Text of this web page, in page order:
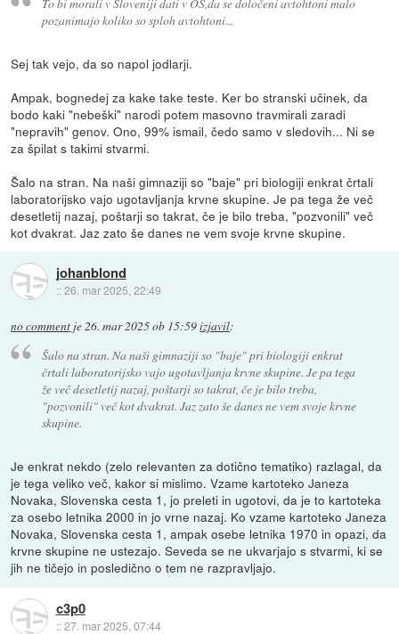
pozanimajo koliko so sploh avtohtoni...
Sej tak vejo, da so napol jodlarji.
Ampak, bognedej za kake take teste. Ker bo stranski učinek, da
bodo kaki "nebeški" narodi potem masovno travmirali zaradi
"nepravih" genov. Ono, 99% ismail, čedo samo v sledovih... Ni se
za špilat s takimi stvarmi.
Šalo na stran. Na naši gimnaziji so "baje" pri biologiji enkrat črtali
laboratorijsko vajo ugotavljanja krvne skupine. Je pa tega že več
desetletij nazaj, poštarji so takrat, če je bilo treba, "pozvonili" več
kot dvakrat. Jaz zato še danes ne vem svoje krvne skupine.
johanblond
::26. mar 2025, 22:49
no comment je26. mar 2025 ob 15:59izjavil:
Šalo na stran. Na naši gimnaziji so "baje" pri biologiji enkrat
črtali laboratorijsko vajo ugotavljanja krvne skupine. Je pa tega
že več desetletij nazaj, poštarji so takrat, če je bilo treba,
"pozvonili" več kot dvakrat. Jaz zato še danes ne vem svoje krvne
skupine.
Je enkrat nekdo (zelo relevanten za dotično tematiko) razlagal, da
je tega veliko več, kakor si mislimo. Vzame kartoteko Janeza
Novaka, Slovenska cesta 1, jo preleti in ugotovi, da je to kartoteka
za osebo letnika 2000 in jo vrne nazaj. Ko vzame kartoteko Janeza
Novaka, Slovenska cesta 1, ampak osebe letnika 1970 in opazi, da
krvne skupine ne ustezajo. Seveda se ne ukvarjajo s stvarmi, ki se
jih ne tičejo in posledično o tem ne razpravljajo.
c3p0
::27. mar 2025, 07:44